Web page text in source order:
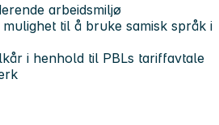
arbeidsmiljø
til å bruke samisk språk i
i henhold til PBLs tariffavtale